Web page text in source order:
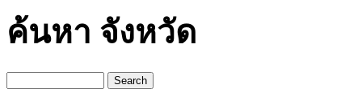
ค้นหา จังหวัด
Search